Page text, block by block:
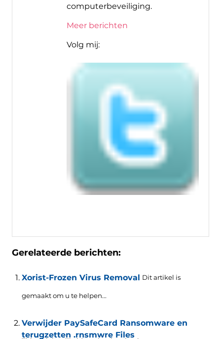
computerbeveiliging.
Meer berichten
Volg mij:
Gerelateerde berichten:
Xorist-Frozen Virus Removal Dit artikel is
gemaakt om u te helpen...
Verwijder PaySafeCard Ransomware en
terugzetten .rnsmwre Files